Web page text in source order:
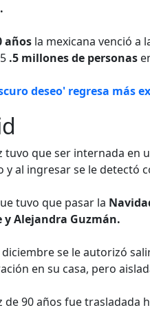
años la mexicana venció a
.5 millones de personas
deseo' regresa más
tuvo que ser internada en
y al ingresar se le detectó
tuvo que pasar la
y Alejandra Guzmán.
diciembre se le autorizó
en su casa, pero
de 90 años fue trasladada